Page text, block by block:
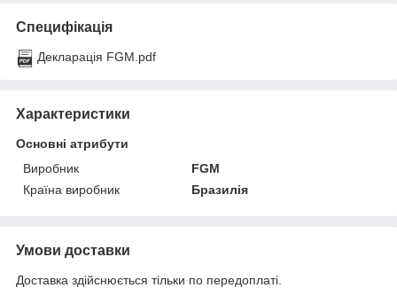
Специфікація
Декларація FGM.pdf
Характеристики
Основні атрибути
Виробник
FGM
Країна виробник
Бразилія
Умови доставки
Доставка здійснюється тільки по передоплаті.